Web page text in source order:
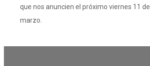
que nos anuncien el próximo viernes 11 de
marzo.